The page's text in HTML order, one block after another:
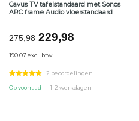
Cavus TV tafelstandaard met Sonos
ARC frame Audio vloerstandaard
275,98 Oorspronkelijke
was:
€275,98.
229,98Huidige
€229,98.
190.07 excl. btw
2 beoordelingen
Op voorraad — 1-2 werkdagen